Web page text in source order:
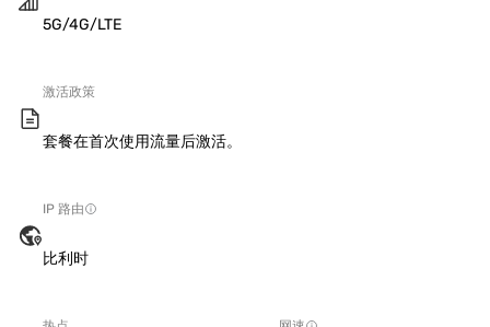
5G/4G/LTE
激活政策
套餐在首次使用流量后激活。
IP 路由
比利时